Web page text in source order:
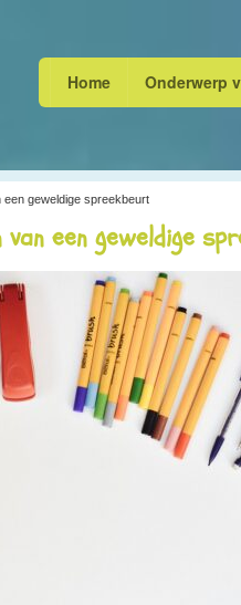
Home Onderwerp
geweldige spreekbeurt
een geweldige